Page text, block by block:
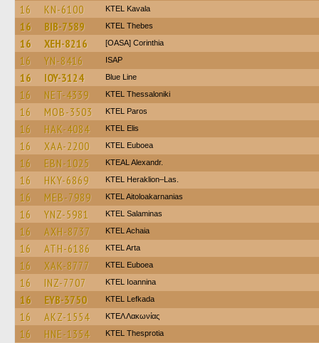
16 KN-6100 KTEL Kavala
16 BIB-7589 KTEL Thebes
16 XEH-8216 [OASA] Corinthia
16 YN-8416 ISAP
16 IOY-3124 Blue Line
16 NET-4339 KTEL Thessaloniki
16 MOB-3503 KTEL Paros
16 HAK-4084 KTEL Elis
16 XAA-2200 ΚΤΕL Euboea
16 EBN-1025 KTEAL Alexandr.
16 HKY-6869 KTEL Heraklion–Las.
16 MEB-7989 KTEL Aitoloakarnanias
16 YNZ-5981 KTEL Salaminas
16 AXH-8737 KTEL Achaia
16 ATH-6186 KTEL Arta
16 XAK-8777 ΚΤΕL Euboea
16 INZ-7707 KTEL Ioannina
16 EYB-3750 KTEL Lefkada
16 AKZ-1554 ΚΤΕΛ Λακωνίας
16 HNE-1354 KTEL Thesprotia